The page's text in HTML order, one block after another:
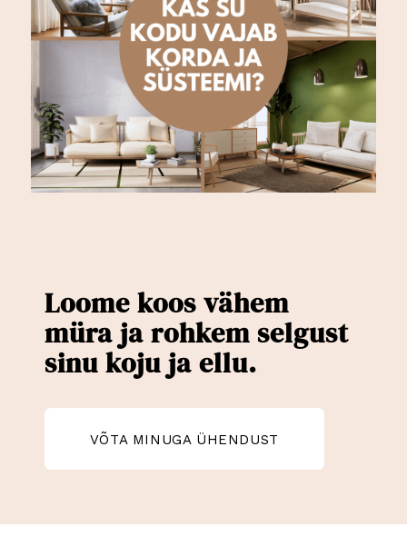
Loome koos vähem
müra ja rohkem selgust
sinu koju ja ellu.
VÕTA MINUGA ÜHENDUST